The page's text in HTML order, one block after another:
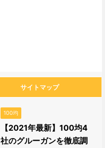
サイトマップ
100均
【2021年最新】100均4
社のグルーガンを徹底調